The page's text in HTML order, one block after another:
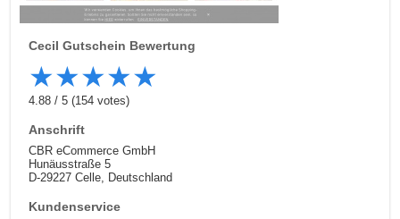
Cecil Gutschein Bewertung
★★★★★
4.88/5 (154 votes)
Anschrift
CBR eCommerce GmbH
Hunäusstraße 5
D-29227 Celle, Deutschland
Kundenservice